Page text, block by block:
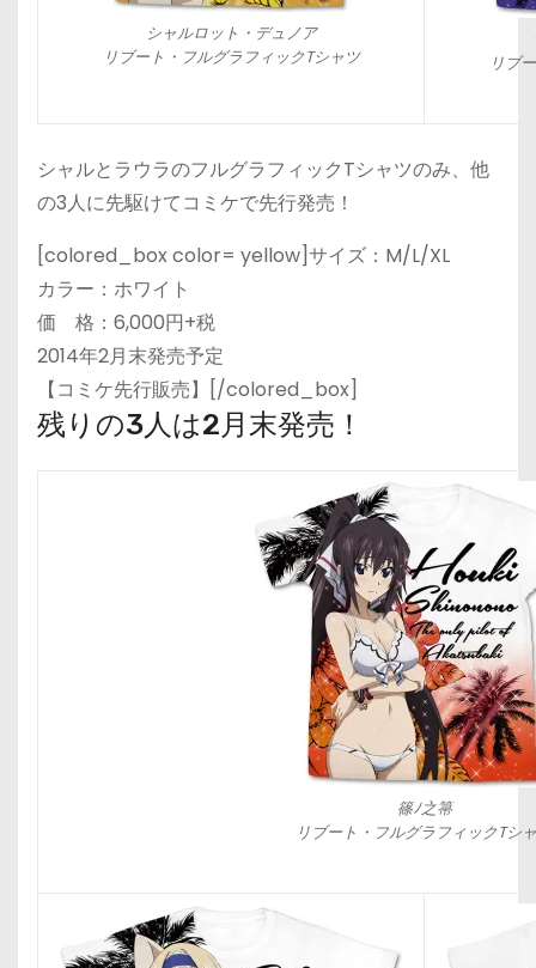
シャルロット・デュノア
リブート・フルグラフィックTシャツ
リブ
シャルとラウラのフルグラフィックTシャツのみ、他
の3人に先駆けてコミケで先行発売！
[colored_box color= yellow]サイズ：M/L/XL
カラー：ホワイト
価 格：6,000円+税
2014年2月末発売予定
【コミケ先行販売】[/colored_box]
残りの3人は2月末発売！
篠ﾉ之箒
リブート・フルグラフィックTシ